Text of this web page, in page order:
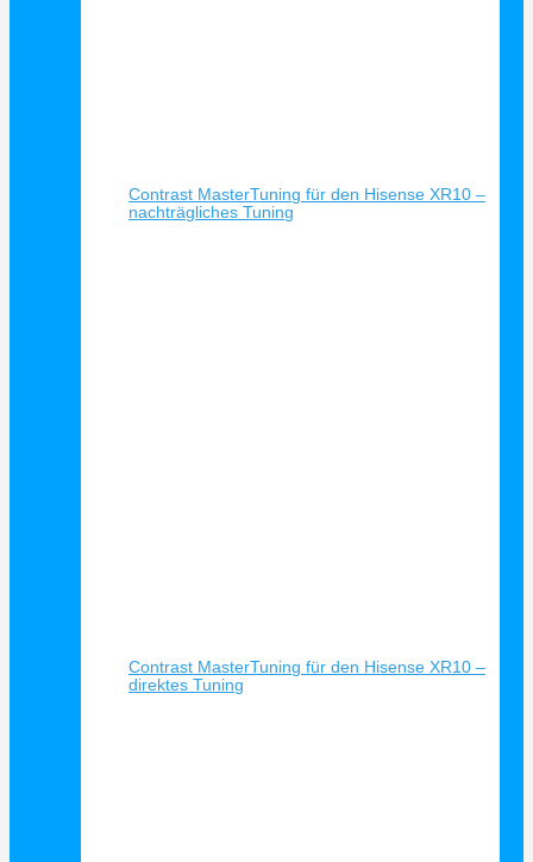
Contrast MasterTuning für den Hisense XR10 –
nachträgliches Tuning
Contrast MasterTuning für den Hisense XR10 –
direktes Tuning